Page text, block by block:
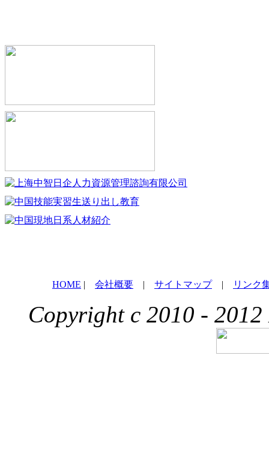
HOME | 会社概要 | サイトマップ| リンク
Copyright c 2010 - 2012